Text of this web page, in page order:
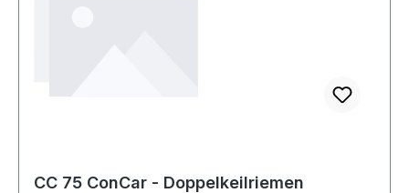
CC 75 ConCar - Doppelkeilriemen